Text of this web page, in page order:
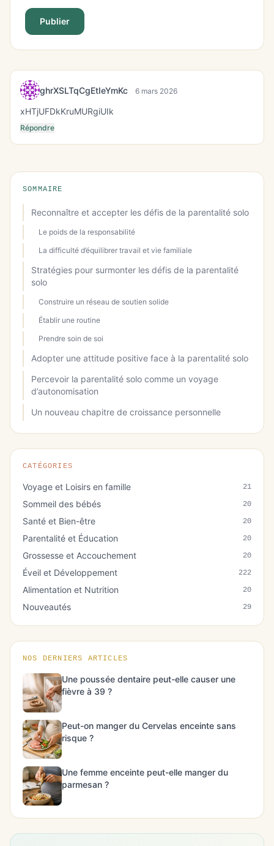
Publier
ghrXSLTqCgEtIeYmKc 6 mars 2026
xHTjUFDkKruMURgiUIk
Répondre
SOMMAIRE
Reconnaître et accepter les défis de la parentalité solo
Le poids de la responsabilité
La difficulté d’équilibrer travail et vie familiale
Stratégies pour surmonter les défis de la parentalité
solo
Construire un réseau de soutien solide
Établir une routine
Prendre soin de soi
Adopter une attitude positive face à la parentalité solo
Percevoir la parentalité solo comme un voyage
d’autonomisation
Un nouveau chapitre de croissance personnelle
CATÉGORIES
Voyage et Loisirs en famille 21
Sommeil des bébés 20
Santé et Bien-être 20
Parentalité et Éducation 20
Grossesse et Accouchement 20
Éveil et Développement 222
Alimentation et Nutrition 20
Nouveautés 29
NOS DERNIERS ARTICLES
Une poussée dentaire peut-elle causer une
fièvre à 39 ?
Peut-on manger du Cervelas enceinte sans
risque ?
Une femme enceinte peut-elle manger du
parmesan ?